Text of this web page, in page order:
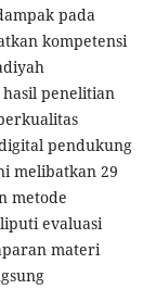
pada
kompetensi
penelitian
pendukung
melibatkan 29
metode
evaluasi
materi